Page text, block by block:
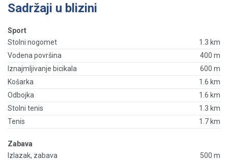
Sadržaji u blizini
Sport
Stolni nogomet
1.3 km
Vodena površina
400 m
Iznajmljivanje bicikala
600 m
Košarka
1.6 km
Odbojka
1.6 km
Stolni tenis
1.3 km
Tenis
1.7 km
Zabava
Izlazak, zabava
500 m